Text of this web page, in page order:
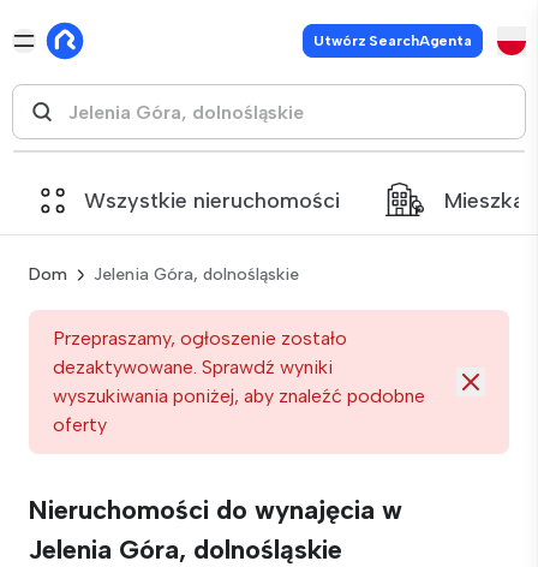
Utwórz SearchAgenta
Wszystkie nieruchomości
Dom Jelenia Góra, dolnośląskie
Przepraszamy, ogłoszenie zostało
dezaktywowane. Sprawdź wyniki
wyszukiwania poniżej, aby znaleźć podobne
oferty
Nieruchomości do wynajęcia w
Jelenia Góra, dolnośląskie